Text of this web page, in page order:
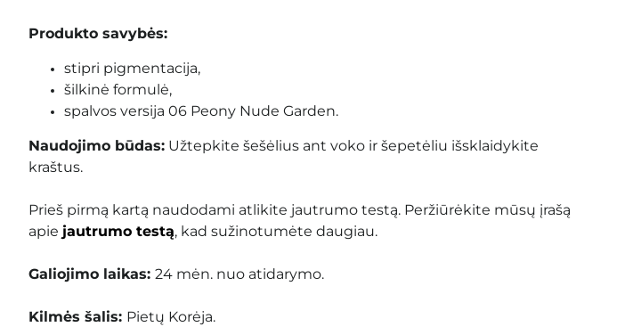
Produkto savybės:
stipri pigmentacija,
šilkinė formulė,
spalvos versija 06 Peony Nude Garden.
Naudojimo būdas: Užtepkite šešėlius ant voko ir šepetėliu išsklaidykite
kraštus.
Prieš pirmą kartą naudodami atlikite jautrumo testą. Peržiūrėkite mūsų įrašą
apie jautrumo testą, kad sužinotumėte daugiau.
Galiojimo laikas: 24 mėn. nuo atidarymo.
Kilmės šalis: Pietų Korėja.